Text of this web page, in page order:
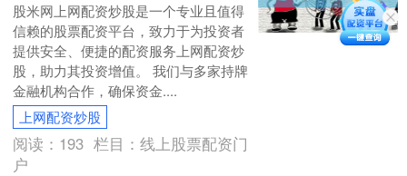
股米网上网配资炒股是一个专业且值得
信赖的股票配资平台，致力于为投资者
提供安全、便捷的配资服务上网配资炒
股，助力其投资增值。 我们与多家持牌
金融机构合作，确保资金....
上网配资炒股
阅读： 193 栏目：线上股票配资门
户